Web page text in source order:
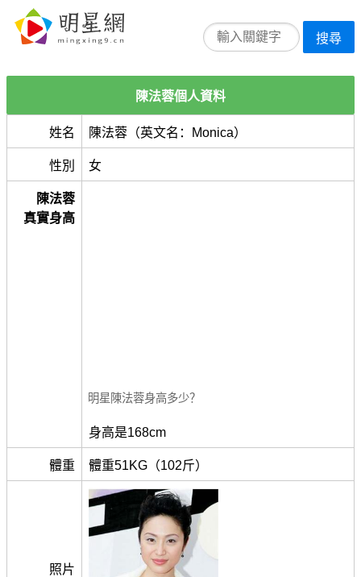
搜尋
陳法蓉個人資料
姓名 陳法蓉（英文名：Monica）
性別 女
陳法蓉
真實身高
明星陳法蓉身高多少？
身高是168cm
體重 體重51KG（102斤）
照片